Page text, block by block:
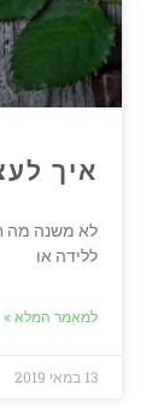
איך
לא משנה מה
ללידה או
למאמר המלא »
13 במאי 2019